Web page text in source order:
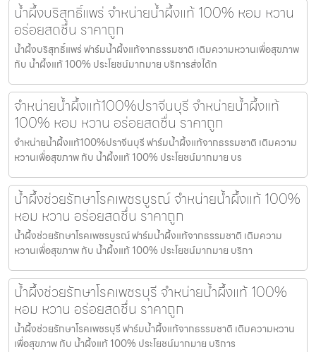
น้ำผึ้งบริสุทธิ์แพร่ จำหน่ายน้ำผึ้งแท้ 100% หอม หวาน
อร่อยสดชื่น ราคาถูก
น้ำผึ้งบริสุทธิ์แพร่ ฟาร์มน้ำผึ้งแท้จากธรรมชาติ เติมความหวานเพื่อสุขภาพ
กับ น้ำผึ้งแท้ 100% ประโยชน์มากมาย บริการส่งได้ท
จำหน่ายน้ำผึ้งแท้100%ปราจีนบุรี จำหน่ายน้ำผึ้งแท้
100% หอม หวาน อร่อยสดชื่น ราคาถูก
จำหน่ายน้ำผึ้งแท้100%ปราจีนบุรี ฟาร์มน้ำผึ้งแท้จากธรรมชาติ เติมความ
หวานเพื่อสุขภาพ กับ น้ำผึ้งแท้ 100% ประโยชน์มากมาย บร
น้ำผึ้งช่วยรักษาโรคเพชรบูรณ์ จำหน่ายน้ำผึ้งแท้ 100%
หอม หวาน อร่อยสดชื่น ราคาถูก
น้ำผึ้งช่วยรักษาโรคเพชรบูรณ์ ฟาร์มน้ำผึ้งแท้จากธรรมชาติ เติมความ
หวานเพื่อสุขภาพ กับ น้ำผึ้งแท้ 100% ประโยชน์มากมาย บริกา
น้ำผึ้งช่วยรักษาโรคเพชรบุรี จำหน่ายน้ำผึ้งแท้ 100%
หอม หวาน อร่อยสดชื่น ราคาถูก
น้ำผึ้งช่วยรักษาโรคเพชรบุรี ฟาร์มน้ำผึ้งแท้จากธรรมชาติ เติมความหวาน
เพื่อสุขภาพ กับ น้ำผึ้งแท้ 100% ประโยชน์มากมาย บริการ